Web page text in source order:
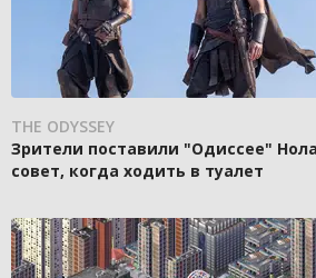
THE ODYSSEY
Зрители поставили "Одиссее"
совет, когда ходить в туалет